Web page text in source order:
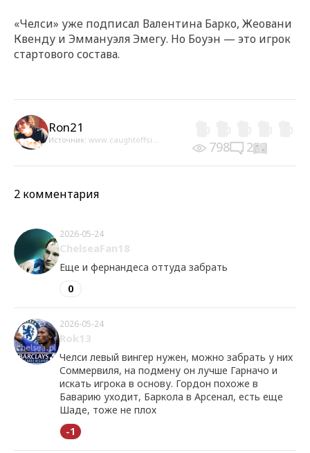
«Челси» уже подписал Валентина Барко, Жеовани
Квенду и Эммануэля Эмегу. Но Боуэн — это игрок
стартового состава.
Ron21
Источник: www.caughtoffsi... 798 2
2 комментария
2026-05-24
ChelseaFan18
Еще и фернандеса оттуда забрать
0
2026-05-24
Rok13
Челси левый вингер нужен, можно забрать у них
Соммервиля, на подмену он лучше Гарначо и
искать игрока в основу. Гордон похоже в
Баварию уходит, Баркола в Арсенал, есть еще
Шаде, тоже не плох
-1